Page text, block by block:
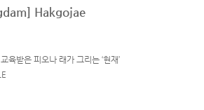
Hakgojae
육받은 피오나 래가 그리는 ‘현재’